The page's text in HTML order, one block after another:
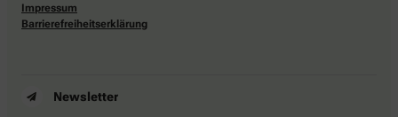
Impressum
Barrierefreiheitserklärung
Newsletter